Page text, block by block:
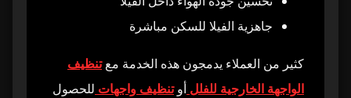
الجديدة؟
متى هو الوقت المثالي لتنفيذ التنظيف بعد
جاهزية الفيلا للسكن مباشرة
كثير من العملاء يدمجون هذه الخدمة معتنظيف
الواجهة الخارجية للفلل أوتنظيف واجهات للحصول